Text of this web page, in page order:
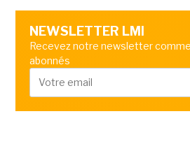
NEWSLETTER LMI
Recevez notre newsletter
abonnés